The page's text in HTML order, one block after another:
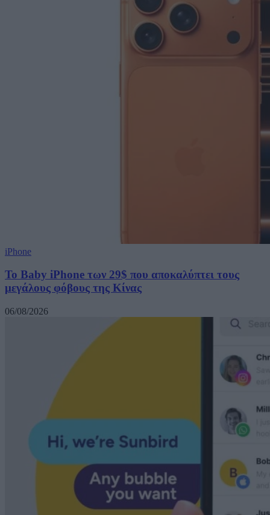
iPhone
Το Baby iPhone των 29$ που αποκαλύπτει τους
μεγάλους φόβους της Κίνας
06/08/2026